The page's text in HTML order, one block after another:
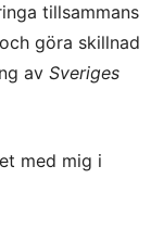
tillsammans
göra skillnad
av Sveriges
med mig i